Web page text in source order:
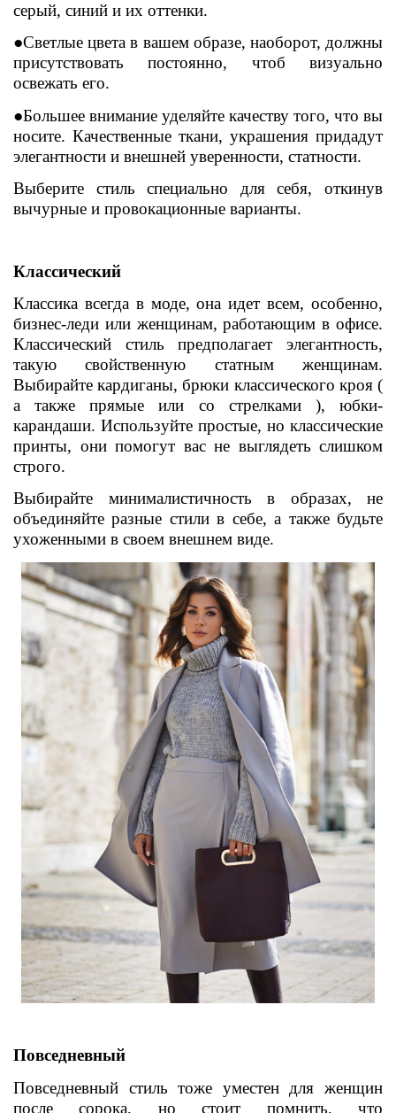
серый, синий и их оттенки.
●Светлые цвета в вашем образе, наоборот, должны
присутствовать постоянно, чтоб визуально
освежать его.
●Большее внимание уделяйте качеству того, что вы
носите. Качественные ткани, украшения придадут
элегантности и внешней уверенности, статности.
Выберите стиль специально для себя, откинув
вычурные и провокационные варианты.
Классический
Классика всегда в моде, она идет всем, особенно,
бизнес-леди или женщинам, работающим в офисе.
Классический стиль предполагает элегантность,
такую свойственную статным женщинам.
Выбирайте кардиганы, брюки классического кроя (
а также прямые или со стрелками ), юбки-
карандаши. Используйте простые, но классические
принты, они помогут вас не выглядеть слишком
строго.
Выбирайте минималистичность в образах, не
объединяйте разные стили в себе, а также будьте
ухоженными в своем внешнем виде.
Повседневный
Повседневный стиль тоже уместен для женщин
после сорока, но стоит помнить, что